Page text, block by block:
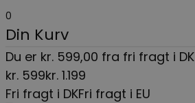
0
Din Kurv
Du er kr. 599,00 fra fri fragt i DK
kr. 599kr. 1.199
Fri fragt i DKFri fragt i EU